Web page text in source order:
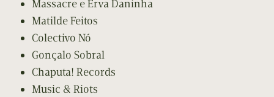
Massacre e Erva Daninha
Matilde Feitos
Colectivo Nó
Gonçalo Sobral
Chaputa! Records
Music & Riots